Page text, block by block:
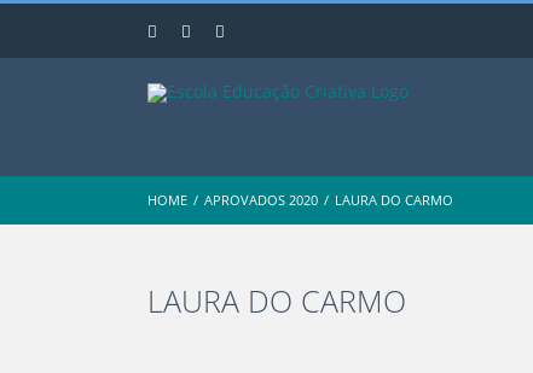
Skip
content
InstagramFacebook
HOME / APROVADOS 2020 / LAURA DO CARMO
LAURA DO CARMO